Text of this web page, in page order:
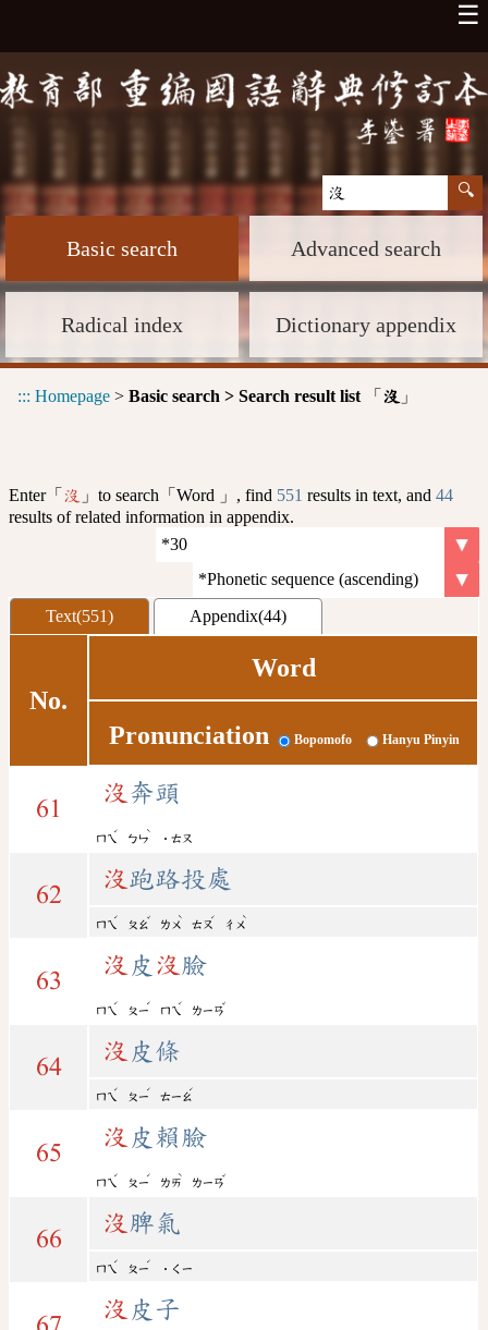
☰
Basic search Advanced search
Radical index Dictionary appendix
::: Homepage > Basic search > Search result list 「 沒 」
Enter「 沒 」to search「Word 」, find 551 results in text, and 44
results of related information in appendix.
Text(551) Appendix(44)
No.
Word
Pronunciation Bopomofo Hanyu Pinyin
61
沒 奔頭
ㄇㄟ
ˊ
ㄅㄣ
ˋ
˙ㄊㄡ
62
沒 跑路投處
ㄇㄟ
ˊ
ㄆㄠ
ˇ
ㄌㄨ
ˋ
ㄊㄡ
ˊ
ㄔㄨ
ˋ
63
沒 皮 沒 臉
ㄇㄟ
ˊ
ㄆㄧ
ˊ
ㄇㄟ
ˊ
ㄌㄧㄢ
ˇ
64
沒 皮條
ㄇㄟ
ˊ
ㄆㄧ
ˊ
ㄊㄧㄠ
ˊ
65
沒 皮賴臉
ㄇㄟ
ˊ
ㄆㄧ
ˊ
ㄌㄞ
ˋ
ㄌㄧㄢ
ˇ
66
沒 脾氣
ㄇㄟ
ˊ
ㄆㄧ
ˊ
˙ㄑㄧ
沒 皮子